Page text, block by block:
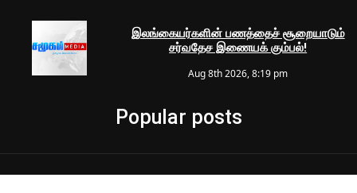
இலங்கையர்களின் பணத்தைச் சூறையாடும்
சர்வதேச இணையக் கும்பல்!
Aug 8th 2026, 8:19 pm
Popular posts